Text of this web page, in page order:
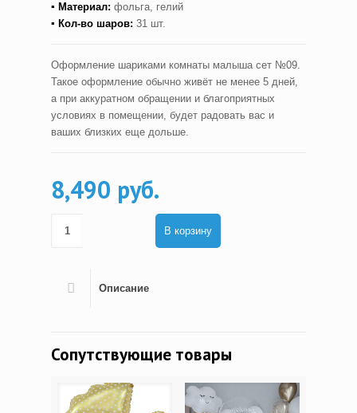
▪ Материал: фольга, гелий
▪ Кол-во шаров: 31 шт.
Оформление шариками комнаты малыша сет №09.
Такое оформление обычно живёт не менее 5 дней,
а при аккуратном обращении и благоприятных
условиях в помещении, будет радовать вас и
ваших близких еще дольше.
8,490 руб.
В корзину
Описание
Сопутствующие товары